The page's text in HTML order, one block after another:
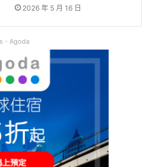
2026 年 5 月 16 日
- Agoda